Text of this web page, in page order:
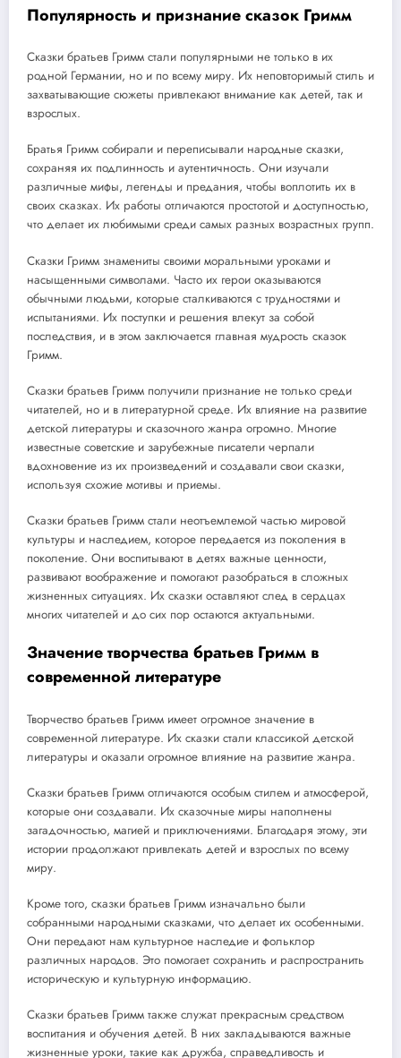
Популярность и признание сказок Гримм
Сказки братьев Гримм стали популярными не только в их
родной Германии, но и по всему миру. Их неповторимый стиль и
захватывающие сюжеты привлекают внимание как детей, так и
взрослых.
Братья Гримм собирали и переписывали народные сказки,
сохраняя их подлинность и аутентичность. Они изучали
различные мифы, легенды и предания, чтобы воплотить их в
своих сказках. Их работы отличаются простотой и доступностью,
что делает их любимыми среди самых разных возрастных групп.
Сказки Гримм знамениты своими моральными уроками и
насыщенными символами. Часто их герои оказываются
обычными людьми, которые сталкиваются с трудностями и
испытаниями. Их поступки и решения влекут за собой
последствия, и в этом заключается главная мудрость сказок
Гримм.
Сказки братьев Гримм получили признание не только среди
читателей, но и в литературной среде. Их влияние на развитие
детской литературы и сказочного жанра огромно. Многие
известные советские и зарубежные писатели черпали
вдохновение из их произведений и создавали свои сказки,
используя схожие мотивы и приемы.
Сказки братьев Гримм стали неотъемлемой частью мировой
культуры и наследием, которое передается из поколения в
поколение. Они воспитывают в детях важные ценности,
развивают воображение и помогают разобраться в сложных
жизненных ситуациях. Их сказки оставляют след в сердцах
многих читателей и до сих пор остаются актуальными.
Значение творчества братьев Гримм в
современной литературе
Творчество братьев Гримм имеет огромное значение в
современной литературе. Их сказки стали классикой детской
литературы и оказали огромное влияние на развитие жанра.
Сказки братьев Гримм отличаются особым стилем и атмосферой,
которые они создавали. Их сказочные миры наполнены
загадочностью, магией и приключениями. Благодаря этому, эти
истории продолжают привлекать детей и взрослых по всему
миру.
Кроме того, сказки братьев Гримм изначально были
собранными народными сказками, что делает их особенными.
Они передают нам культурное наследие и фольклор
различных народов. Это помогает сохранить и распространить
историческую и культурную информацию.
Сказки братьев Гримм также служат прекрасным средством
воспитания и обучения детей. В них закладываются важные
жизненные уроки, такие как дружба, справедливость и